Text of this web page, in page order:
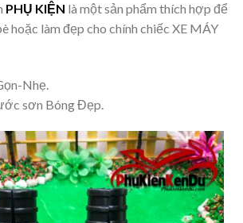
PHỤ KIỆN là một sản phẩm thích hợp để
hoặc làm đẹp cho chính chiếc XE MÁY
Nhẹ.
sơn Bóng Đẹp.